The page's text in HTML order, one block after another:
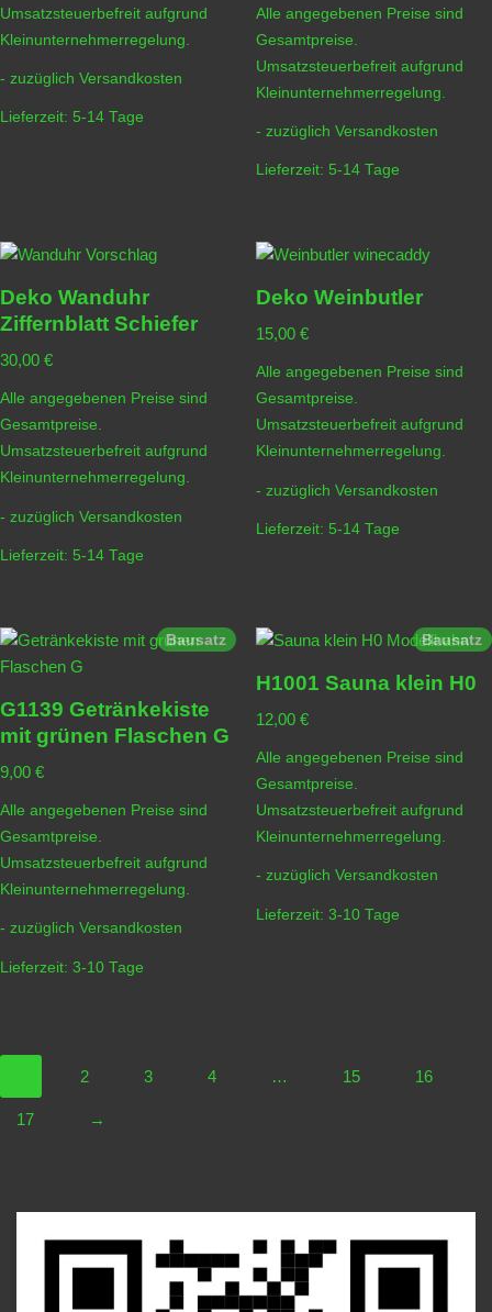
Umsatzsteuerbefreit aufgrund
Kleinunternehmerregelung.
- zuzüglich Versandkosten
Lieferzeit: 5-14 Tage
Alle angegebenen Preise sind
Gesamtpreise.
Umsatzsteuerbefreit aufgrund
Kleinunternehmerregelung.
- zuzüglich Versandkosten
Lieferzeit: 5-14 Tage
Deko Wanduhr
Ziffernblatt Schiefer
30,00 €
Alle angegebenen Preise sind
Gesamtpreise.
Umsatzsteuerbefreit aufgrund
Kleinunternehmerregelung.
- zuzüglich Versandkosten
Lieferzeit: 5-14 Tage
Deko Weinbutler
15,00 €
Alle angegebenen Preise sind
Gesamtpreise.
Umsatzsteuerbefreit aufgrund
Kleinunternehmerregelung.
- zuzüglich Versandkosten
Lieferzeit: 5-14 Tage
Bausatz
G1139 Getränkekiste
mit grünen Flaschen G
9,00 €
Alle angegebenen Preise sind
Gesamtpreise.
Umsatzsteuerbefreit aufgrund
Kleinunternehmerregelung.
- zuzüglich Versandkosten
Lieferzeit: 3-10 Tage
Bausatz
H1001 Sauna klein H0
12,00 €
Alle angegebenen Preise sind
Gesamtpreise.
Umsatzsteuerbefreit aufgrund
Kleinunternehmerregelung.
- zuzüglich Versandkosten
Lieferzeit: 3-10 Tage
2 3 4 … 15 16
17 →